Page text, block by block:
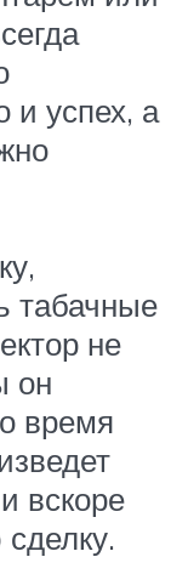
и успех, а
табачные
не
он
время
вскоре